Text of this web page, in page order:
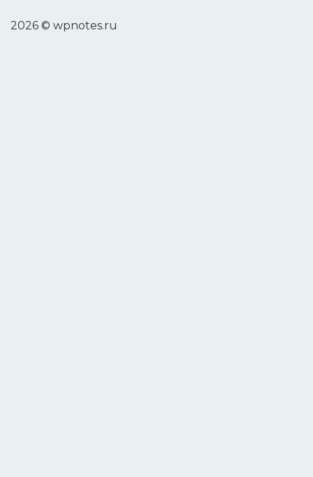
2026 © wpnotes.ru